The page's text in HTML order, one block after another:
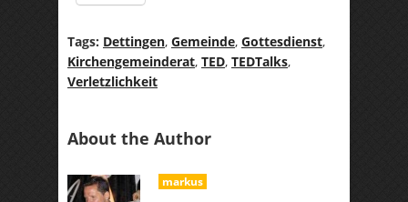
Tags: Dettingen, Gemeinde, Gottesdienst,
Kirchengemeinderat, TED, TEDTalks,
Verletzlichkeit
About the Author
markus